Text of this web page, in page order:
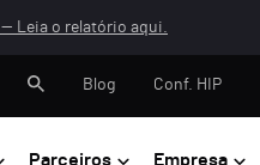
— Leia o relatório aqui.
Parceiros Empresa
Blog Conf. HIP